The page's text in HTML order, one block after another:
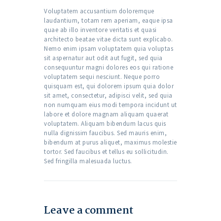
Voluptatem accusantium doloremque
laudantium, totam rem aperiam, eaque ipsa
quae ab illo inventore veritatis et quasi
architecto beatae vitae dicta sunt explicabo.
Nemo enim ipsam voluptatem quia voluptas
sit aspernatur aut odit aut fugit, sed quia
consequuntur magni dolores eos qui ratione
voluptatem sequi nesciunt. Neque porro
quisquam est, qui dolorem ipsum quia dolor
sit amet, consectetur, adipisci velit, sed quia
non numquam eius modi tempora incidunt ut
labore et dolore magnam aliquam quaerat
voluptatem. Aliquam bibendum lacus quis
nulla dignissim faucibus. Sed mauris enim,
bibendum at purus aliquet, maximus molestie
tortor. Sed faucibus et tellus eu sollicitudin.
Sed fringilla malesuada luctus.
Leave a comment